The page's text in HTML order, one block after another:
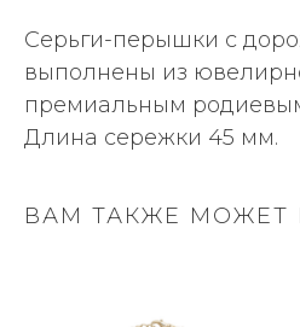
Серьги-перышки с
выполнены из
премиальным
Длина сережки 45 мм.
ВАМ ТАКЖЕ МОЖЕТ